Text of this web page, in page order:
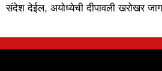
संदेश देईल, अयोध्येची दीपावली खरोखर